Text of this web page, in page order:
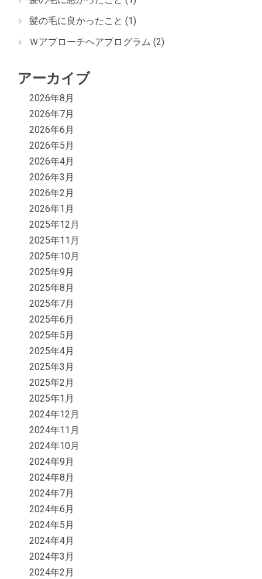
髪の毛に良かったこと (1)
Ｗアプローチヘアプログラム (2)
アーカイブ
2026年8月
2026年7月
2026年6月
2026年5月
2026年4月
2026年3月
2026年2月
2026年1月
2025年12月
2025年11月
2025年10月
2025年9月
2025年8月
2025年7月
2025年6月
2025年5月
2025年4月
2025年3月
2025年2月
2025年1月
2024年12月
2024年11月
2024年10月
2024年9月
2024年8月
2024年7月
2024年6月
2024年5月
2024年4月
2024年3月
2024年2月